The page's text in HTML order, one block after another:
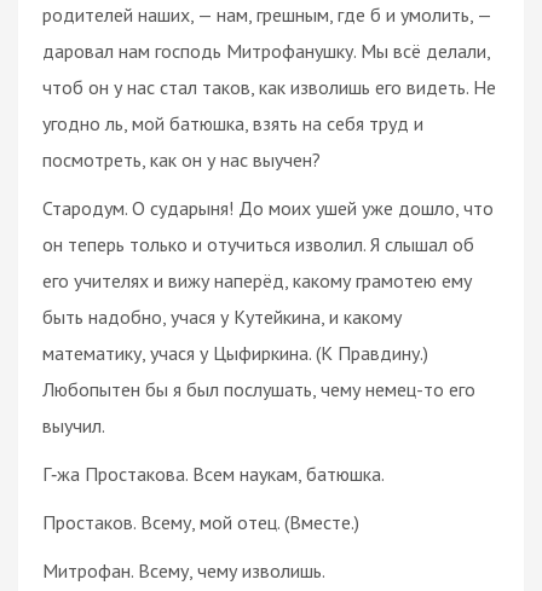
родителей наших, — нам, грешным, где б и умолить, —
даровал нам господь Митрофанушку. Мы всё делали,
чтоб он у нас стал таков, как изволишь его видеть. Не
угодно ль, мой батюшка, взять на себя труд и
посмотреть, как он у нас выучен?
Стародум. О сударыня! До моих ушей уже дошло, что
он теперь только и отучиться изволил. Я слышал об
его учителях и вижу наперёд, какому грамотею ему
быть надобно, учася у Кутейкина, и какому
математику, учася у Цыфиркина. (К Правдину.)
Любопытен бы я был послушать, чему немец-то его
выучил.
Г‑жа Простакова. Всем наукам, батюшка.
Простаков. Всему, мой отец. (Вместе.)
Митрофан. Всему, чему изволишь.